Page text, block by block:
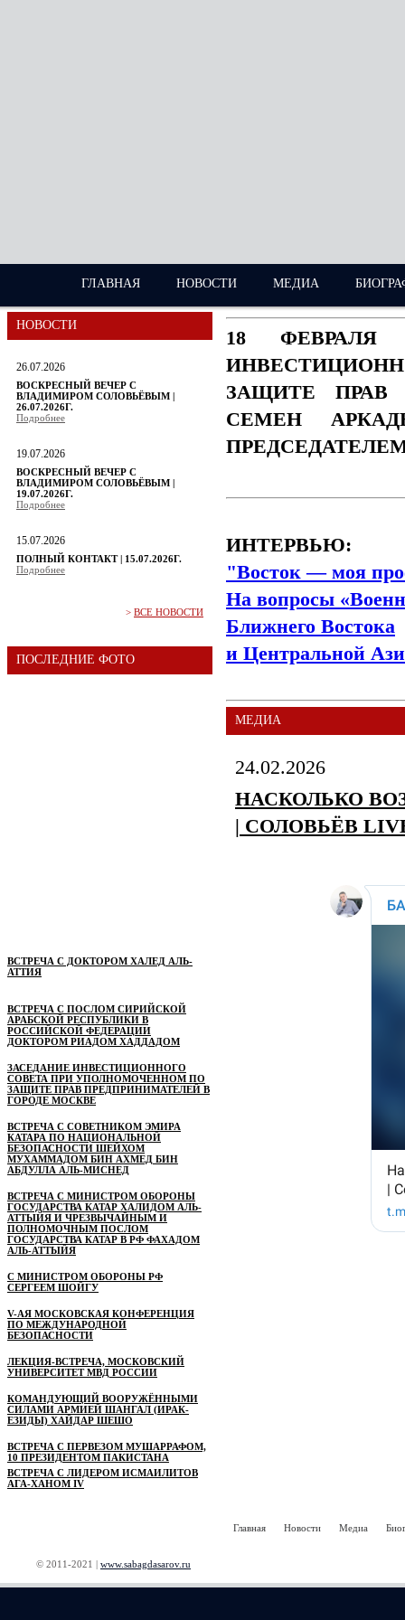
ГЛАВНАЯ НОВОСТИ МЕДИА
НОВОСТИ
26.07.2026
ВОСКРЕСНЫЙ ВЕЧЕР С
ВЛАДИМИРОМ СОЛОВЬЁВЫМ |
26.07.2026Г.
Подробнее
19.07.2026
ВОСКРЕСНЫЙ ВЕЧЕР С
ВЛАДИМИРОМ СОЛОВЬЁВЫМ |
19.07.2026Г.
Подробнее
15.07.2026
ПОЛНЫЙ КОНТАКТ | 15.07.2026Г.
Подробнее
> ВСЕ НОВОСТИ
ПОСЛЕДНИЕ ФОТО
ВСТРЕЧА С ДОКТОРОМ ХАЛЕД АЛЬ-
АТТИЯ
ВСТРЕЧА С ПОСЛОМ СИРИЙСКОЙ
АРАБСКОЙ РЕСПУБЛИКИ В
РОССИЙСКОЙ ФЕДЕРАЦИИ
ДОКТОРОМ РИАДОМ ХАДДАДОМ
ЗАСЕДАНИЕ ИНВЕСТИЦИОННОГО
СОВЕТА ПРИ УПОЛНОМОЧЕННОМ ПО
ЗАЩИТЕ ПРАВ ПРЕДПРИНИМАТЕЛЕЙ В
ГОРОДЕ МОСКВЕ
ВСТРЕЧА С СОВЕТНИКОМ ЭМИРА
КАТАРА ПО НАЦИОНАЛЬНОЙ
БЕЗОПАСНОСТИ ШЕЙХОМ
МУХАММАДОМ БИН АХМЕД БИН
АБДУЛЛА АЛЬ-МИСНЕД
ВСТРЕЧА С МИНИСТРОМ ОБОРОНЫ
ГОСУДАРСТВА КАТАР ХАЛИДОМ АЛЬ-
АТТЫЙЯ И ЧРЕЗВЫЧАЙНЫМ И
ПОЛНОМОЧНЫМ ПОСЛОМ
ГОСУДАРСТВА КАТАР В РФ ФАХАДОМ
АЛЬ-АТТЫЙЯ
С МИНИСТРОМ ОБОРОНЫ РФ
СЕРГЕЕМ ШОЙГУ
V-АЯ МОСКОВСКАЯ КОНФЕРЕНЦИЯ
ПО МЕЖДУНАРОДНОЙ
БЕЗОПАСНОСТИ
ЛЕКЦИЯ-ВСТРЕЧА, МОСКОВСКИЙ
УНИВЕРСИТЕТ МВД РОССИИ
КОМАНДУЮЩИЙ ВООРУЖЁННЫМИ
СИЛАМИ АРМИЕЙ ШАНГАЛ (ИРАК-
ЕЗИДЫ) ХАЙДАР ШЕШО
ВСТРЕЧА С ПЕРВЕЗОМ МУШАРРАФОМ,
10 ПРЕЗИДЕНТОМ ПАКИСТАНА
ВСТРЕЧА С ЛИДЕРОМ ИСМАИЛИТОВ
АГА-ХАНОМ IV
18 ФЕВРАЛЯ
ЗАЩИТЕ ПРАВ
СЕМЕН
ИНТЕРВЬЮ:
"Восток — моя
На вопросы
Ближнего Востока
и Центральной
МЕДИА
24.02.2026
НАСКОЛЬКО
| СОЛОВЬЁВ
Главная Новости Медиа
© 2011-2021 | www.sabagdasarov.ru